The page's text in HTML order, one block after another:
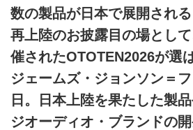
数の製品が日本で展開される
再上陸のお披露目の場とし
催されたOTOTEN2026が選
ジェームズ・ジョンソン＝
日。日本上陸を果たした製
ジオーディオ・ブランドの